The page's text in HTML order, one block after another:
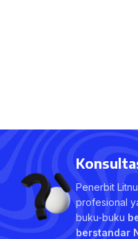
Penerbit
profesional
buku-buku
berstandar